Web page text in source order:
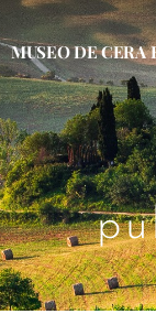
MUSEO DE CERA
EN EL
FUERZA CABA